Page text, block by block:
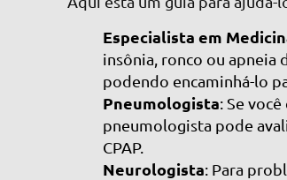
Especialista em
insônia, ronco ou apneia
podendo encaminhá-lo
Pneumologista: Se
pneumologista pode
CPAP.
Neurologista: Para